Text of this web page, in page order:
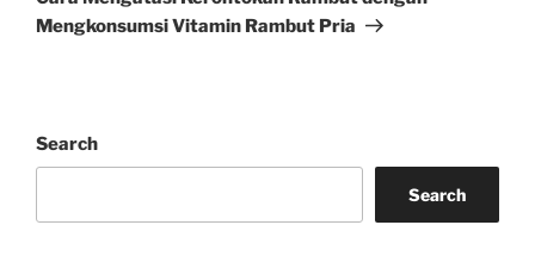
Mengkonsumsi Vitamin Rambut Pria
Search
Search